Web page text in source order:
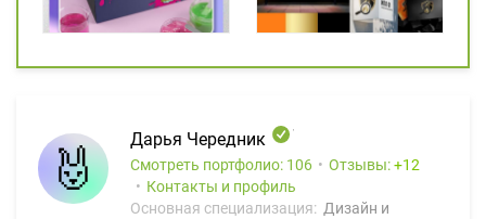
Дарья Чередник
Смотреть портфолио: 106 Отзывы:
12
Контакты и профиль
Основная специализация: Дизайн и